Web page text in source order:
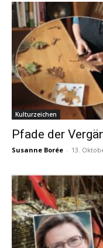
Kulturzeichen
Pfade der
Susanne Borée - 13.